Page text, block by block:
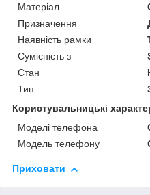
Матеріал
Призначення
Наявність рамки
Сумісність з
Стан
Тип
Користувальницькі
Моделі телефона
Модель телефону
Приховати